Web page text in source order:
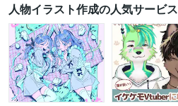
人物イラスト作成の人気サービス